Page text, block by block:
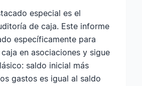
especial es el
de caja. Este informe
específicamente para
en asociaciones y sigue
saldo inicial más
gastos es igual al saldo